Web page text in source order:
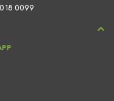
18 0099